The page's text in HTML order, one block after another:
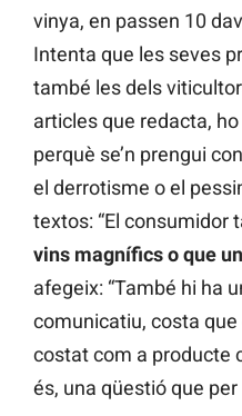
vinya, en passen 10
Intenta que les seves
també les dels
articles que redacta,
perquè se’n prengui
el derrotisme o el
textos: “El consumidor
vins magnífics o que
afegeix: “També hi ha
comunicatiu, costa que
costat com a producte
és, una qüestió que per